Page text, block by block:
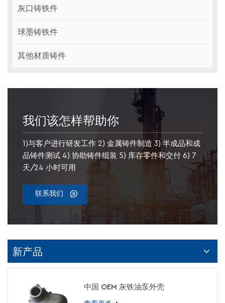
灰口铸铁件
球墨铸铁件
其他材质铸件
我们该怎样帮助你
1)与客户进行研发工作 2) 金属铸件制造 3) 半成品和成
品铸件测试 4) 协助铸件组装 5) 库存零件和交付 6) 7
天/24 小时可用
联系我们
新产品
中国 OEM 灰铁油泵外壳